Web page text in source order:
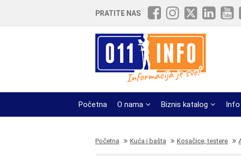
PRATITE NAS
Početna O nama Biznis katalog
Početna Kuća i bašta Kosačice, testere